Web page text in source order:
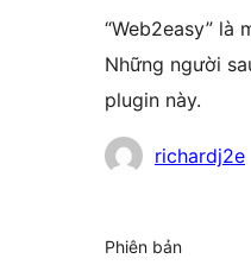
“Web2easy” là
Những người
plugin này.
Nhữngrichardj2e
Meta
Phiên bản